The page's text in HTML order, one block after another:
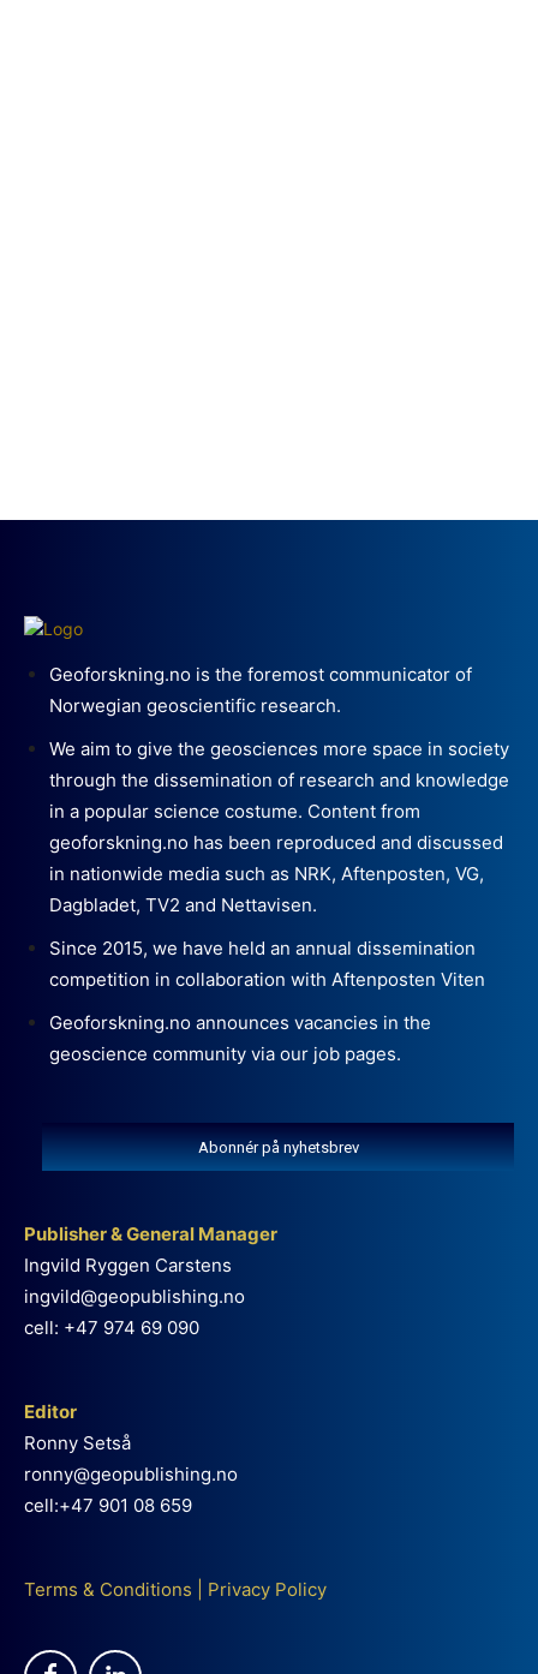
Geoforskning.no is the foremost communicator of
Norwegian geoscientific research.
We aim to give the geosciences more space in society
through the dissemination of research and knowledge
in a popular science costume. Content from
geoforskning.no has been reproduced and discussed
in nationwide media such as NRK, Aftenposten, VG,
Dagbladet, TV2 and Nettavisen.
Since 2015, we have held an annual dissemination
competition in collaboration with Aftenposten Viten
Geoforskning.no announces vacancies in the
geoscience community via our job pages.
Abonnér på nyhetsbrev
Publisher & General Manager
Ingvild Ryggen Carstens
ingvild@geopublishing.no
cell: +47 974 69 090
Editor
Ronny Setså
ronny@geopublishing.no
cell:+47 901 08 659
Terms & Conditions Privacy Policy